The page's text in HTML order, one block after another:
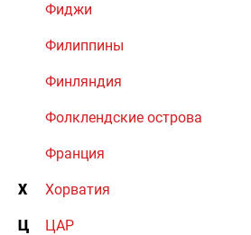
Фиджи
Филиппины
Финляндия
Фолклендские острова
Франция
Х Хорватия
Ц ЦАР